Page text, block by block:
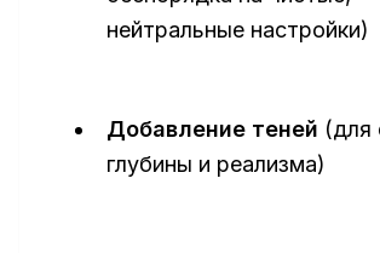
нейтральные настройки)
Добавление теней (для
глубины и реализма)